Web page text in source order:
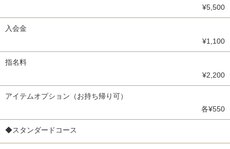
¥5,500
入会金
¥1,100
指名料
¥2,200
アイテムオプション（お持ち帰り可）
各¥550
◆スタンダードコース